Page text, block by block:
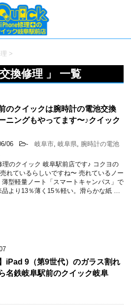
>
換修理 」 一覧
のクイックは腕時計の電池交換
ニングもやってます〜♪クイック
06 - 岐阜市, 岐阜県, 腕時計の電池
理のクイック 岐阜駅前店です♪ コクヨの
れているらしいですね〜 売れているノー
薄型軽量ノート「スマートキャンパス」で
品より13％薄く15％軽い。滑らかな紙 …
iPad 9（第9世代）のガラス割れ
名鉄岐阜駅前のクイック岐阜